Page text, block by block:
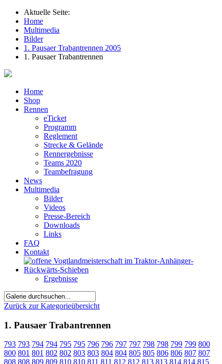
Aktuelle Seite:
Home
Multimedia
Bilder
1. Pausaer Trabantrennen 2005
1. Pausaer Trabantrennen
Home
Shop
Rennen
eTicket
Programm
Reglement
Strecke & Gelände
Rennergebnisse
Teams 2020
Teambefragung
News
Multimedia
Bilder
Videos
Presse-Bereich
Downloads
Links
FAQ
Kontakt
Ergebnisse
Zurück zur Kategorieübersicht
1. Pausaer Trabantrennen
793 793 794 794 795 795 796 796 797 797 798 798 799 799 800
800 801 801 802 802 803 803 804 804 805 805 806 806 807 807
808 808 809 809 810 810 811 811 812 812 813 813 814 814 815